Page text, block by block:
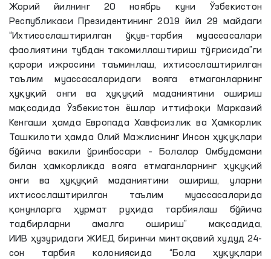
Жорий йилнинг 20 ноябрь куни Ўзбекистон
Республикаси Президентининг 2019 йил 29 майдаги
“Ихтисослаштирилган ўқув-тарбия муассасалари
фаолиятини тубдан такомиллаштириш тўғрисида”ги
қарори ижросини таъминлаш, ихтисослаштирилган
таълим муассасаларидаги вояга етмаганларнинг
ҳуқуқий онги ва ҳуқуқий маданиятини ошириш
мақсадида Ўзбекистон ёшлар иттифоқи Марказий
Кенгаши ҳамда Европада Хавфсизлик ва Ҳамкорлик
Ташкилоти ҳамда Олий Мажлиснинг Инсон ҳуқуқлари
бўйича вакили ўринбосари – Болалар Омбудсмани
билан ҳамкорликда вояга етмаганларнинг ҳуқуқий
онги ва ҳуқуқий маданиятини ошириш, уларни
ихтисослаштирилган таълим муассасаларида
қонунларга ҳурмат руҳида тарбиялаш бўйича
тадбирларни амалга ошириш” мақсадида,
ИИВ ҳузуридаги ЖИEД биринчи минтақавий худуд 24-
сон тарбия колониясида “Бола ҳуқуқлари